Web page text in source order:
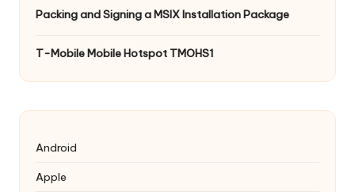
Packing and Signing a MSIX Installation Package
T-Mobile Mobile Hotspot TMOHS1
Android
Apple